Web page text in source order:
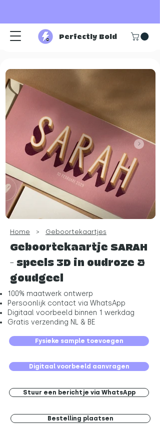
Perfectly Bold
Home > Geboortekaartjes
Geboortekaartje SARAH
- speels 3D in oudroze &
goudgeel
100% maatwerk ontwerp
Persoonlijk contact via WhatsApp
Digitaal voorbeeld binnen 1 werkdag
Gratis verzending NL & BE
Fysieke sample toevoegen
Digitaal voorbeeld aanvragen
Stuur een berichtje via WhatsApp
Bestelling plaatsen